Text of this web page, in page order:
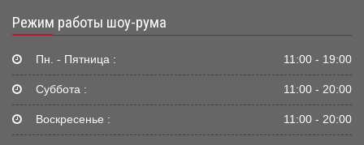
Режим работы шоу-рума
Пн. - Пятница : 11:00 - 19:00
Суббота : 11:00 - 20:00
Воскресенье : 11:00 - 20:00